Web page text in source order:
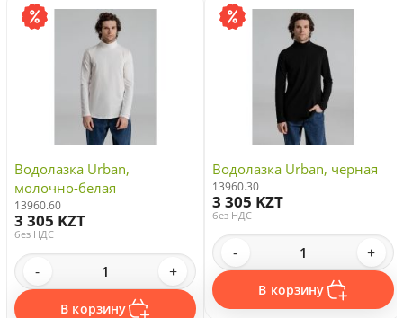
Водолазка Urban,
молочно-белая
13960.60
3 305 KZT
без НДС
- +
В корзину
Водолазка Urban, черная
13960.30
3 305 KZT
без НДС
- +
В корзину